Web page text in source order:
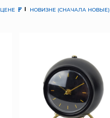
ЦЕНЕ НОВИЗНЕ (СНАЧАЛА НОВЫЕ)